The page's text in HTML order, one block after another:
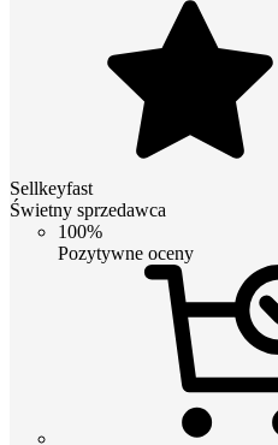
Sellkeyfast
Świetny sprzedawca
100%
Pozytywne oceny